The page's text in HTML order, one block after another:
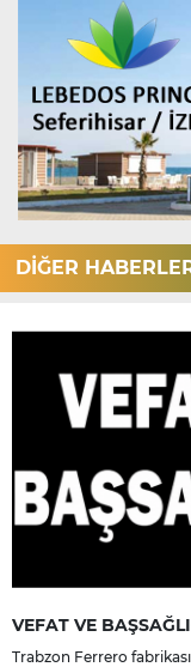
DİĞER
VEFAT VE
Trabzon Ferrero